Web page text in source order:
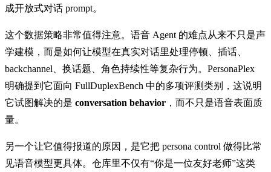
成开放式对话 prompt。
这个数据策略非常值得注意。语音 Agent 的难点从来不只是声
学建模，而是如何让模型在真实对话里处理停顿、插话、
backchannel、换话题、角色持续性等复杂行为。PersonaPlex
明确提到它面向 FullDuplexBench 中的多项评测类别，这说明
它试图解决的是 conversation behavior ，而不只是语音表面质
量。
另一个让它值得报道的原因，是它把 persona control 做得比常
见语音模型更具体。仓库里不仅有“你是一位友好老师”这类